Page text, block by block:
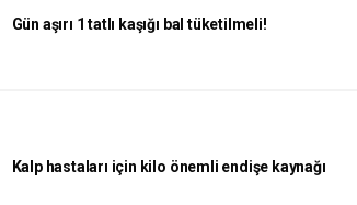
Gün aşırı 1 tatlı kaşığı bal tüketilmeli!
Kalp hastaları için kilo önemli endişe kaynağı